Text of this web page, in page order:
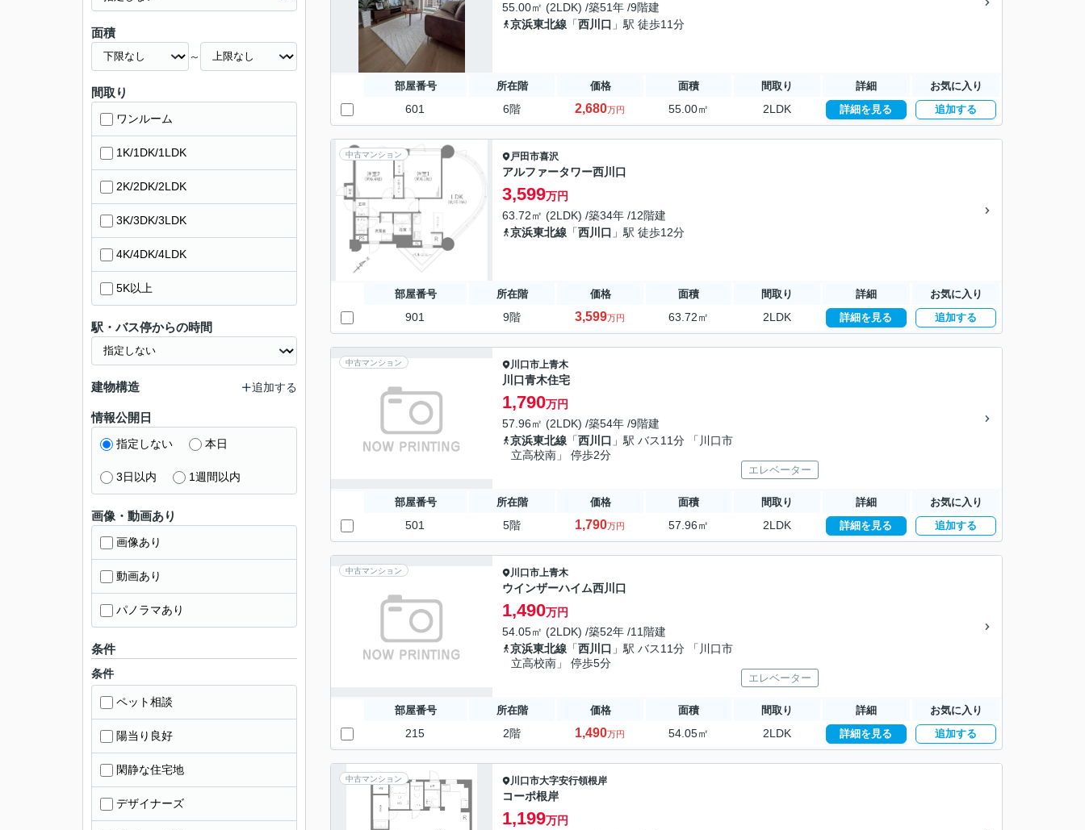
55.00㎡ (2LDK) /築51年 /9階建
京浜東北線 「西川口 」駅 徒歩11分
部屋番号 所在階 価格 面積 間取り 詳細 お気に入り
601 6階 2,680万円 55.00㎡ 2LDK 詳細を見る 追加する
中古マンション 戸田市喜沢
アルファータワー西川口
3,599万円
63.72㎡ (2LDK) /築34年 /12階建
京浜東北線 「西川口 」駅 徒歩12分
部屋番号 所在階 価格 面積 間取り 詳細 お気に入り
901 9階 3,599万円 63.72㎡ 2LDK 詳細を見る 追加する
中古マンション 川口市上青木
川口青木住宅
1,790万円
57.96㎡ (2LDK) /築54年 /9階建
京浜東北線 「西川口 」駅 バス11分 「川口市
立高校南」 停歩2分
エレベーター
部屋番号 所在階 価格 面積 間取り 詳細 お気に入り
501 5階 1,790万円 57.96㎡ 2LDK 詳細を見る 追加する
中古マンション 川口市上青木
ウインザーハイム西川口
1,490万円
54.05㎡ (2LDK) /築52年 /11階建
京浜東北線 「西川口 」駅 バス11分 「川口市
立高校南」 停歩5分
エレベーター
部屋番号 所在階 価格 面積 間取り 詳細 お気に入り
215 2階 1,490万円 54.05㎡ 2LDK 詳細を見る 追加する
中古マンション 川口市大字安行領根岸
コーポ根岸
1,199万円
面積
～
間取り
ワンルーム
1K/1DK/1LDK
2K/2DK/2LDK
3K/3DK/3LDK
4K/4DK/4LDK
5K以上
駅・バス停からの時間
建物構造 追加する
情報公開日
指定しない 本日
3日以内 1週間以内
画像・動画あり
画像あり
動画あり
パノラマあり
条件
条件
ペット相談
陽当り良好
閑静な住宅地
デザイナーズ